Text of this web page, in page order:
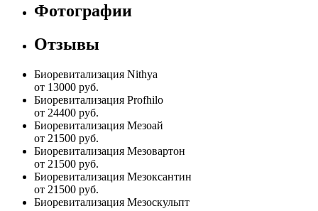
Фотографии
Отзывы
Биоревитализация Nithya
от 13000 руб.
Биоревитализация Profhilo
от 24400 руб.
Биоревитализация Мезоай
от 21500 руб.
Биоревитализация Мезовартон
от 21500 руб.
Биоревитализация Мезоксантин
от 21500 руб.
Биоревитализация Мезоскульпт